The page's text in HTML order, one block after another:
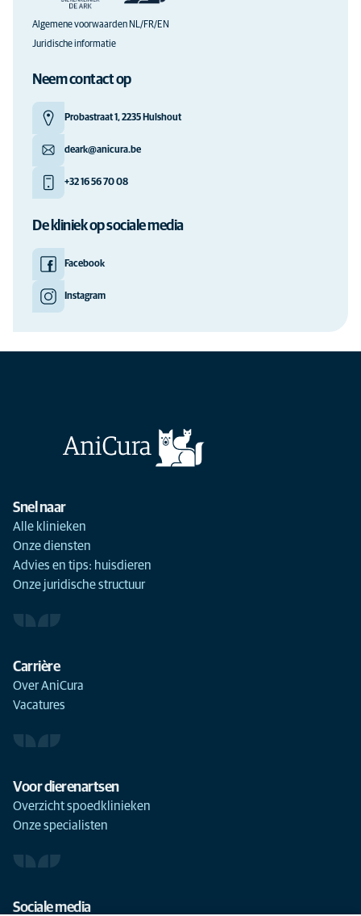
Algemene voorwaarden NL/FR/EN
Juridische informatie
Neem contact op
Probastraat 1, 2235 Hulshout
deark@anicura.be
+32 16 56 70 08
De kliniek op sociale media
Facebook
Instagram
Snel naar
Alle klinieken
Onze diensten
Advies en tips: huisdieren
Onze juridische structuur
Carrière
Over AniCura
Vacatures
Voor dierenartsen
Overzicht spoedklinieken
Onze specialisten
Sociale media